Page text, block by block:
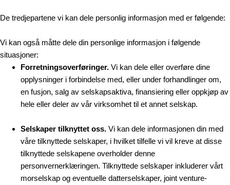
De tredjepartene vi kan dele personlig informasjon med er følgende:
Vi kan også måtte dele din personlige informasjon i følgende
situasjoner:
Forretningsoverføringer. Vi kan dele eller overføre dine
opplysninger i forbindelse med, eller under forhandlinger om,
en fusjon, salg av selskapsaktiva, finansiering eller oppkjøp av
hele eller deler av vår virksomhet til et annet selskap.
Selskaper tilknyttet oss. Vi kan dele informasjonen din med
våre tilknyttede selskaper, i hvilket tilfelle vi vil kreve at disse
tilknyttede selskapene overholder denne
personvernerklæringen. Tilknyttede selskaper inkluderer vårt
morselskap og eventuelle datterselskaper, joint venture-